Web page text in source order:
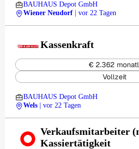
BAUHAUS Depot GmbH
Wiener Neudorf
| vor 22 Tagen
Kassenkraft
€ 2.362
Vollzeit
BAUHAUS Depot GmbH
Wels
| vor 22 Tagen
Verkaufsmitarbeiter
Kassiertätigkeit